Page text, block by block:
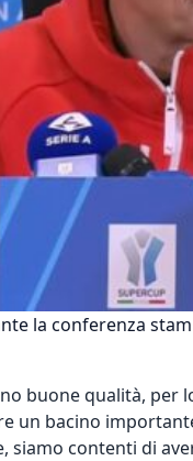
la conferenza
buone qualità, per
un bacino
siamo contenti di